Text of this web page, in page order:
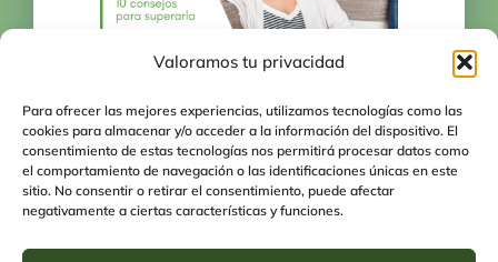
Valoramos tu privacidad
Para ofrecer las mejores experiencias, utilizamos tecnologías como las
cookies para almacenar y/o acceder a la información del dispositivo. El
consentimiento de estas tecnologías nos permitirá procesar datos como
el comportamiento de navegación o las identificaciones únicas en este
sitio. No consentir o retirar el consentimiento, puede afectar
negativamente a ciertas características y funciones.
Crisis de pareja: 10
consejos para superarla
03-12-2024 | Problemas de Pareja y Sexuales